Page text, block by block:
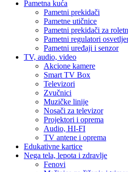
Pametna kuća
Pametni prekidači
Pametne utičnice
Pametni prekidači za
Pametni regulatori
Pametni uređaji i senzor
TV, audio, video
Akcione kamere
Smart TV Box
Televizori
Zvučnici
Muzičke linije
Nosači za televizor
Projektori i oprema
Audio, HI-FI
TV antene i oprema
Edukativne kartice
Nega tela, lepota i zdravlje
Fenovi